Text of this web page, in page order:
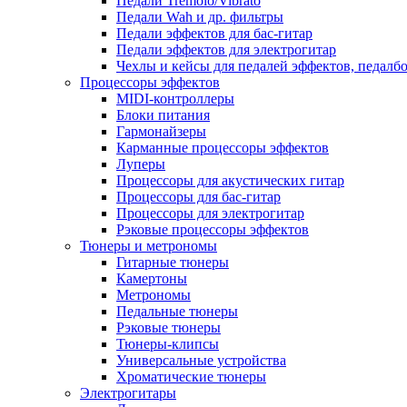
Педали Wah и др. фильтры
Педали эффектов для бас-гитар
Педали эффектов для электрогитар
Чехлы и кейсы для педалей эффектов,
Процессоры эффектов
MIDI-контроллеры
Блоки питания
Гармонайзеры
Карманные процессоры эффектов
Луперы
Процессоры для акустических гитар
Процессоры для бас-гитар
Процессоры для электрогитар
Рэковые процессоры эффектов
Тюнеры и метрономы
Гитарные тюнеры
Камертоны
Метрономы
Педальные тюнеры
Рэковые тюнеры
Тюнеры-клипсы
Универсальные устройства
Хроматические тюнеры
Электрогитары